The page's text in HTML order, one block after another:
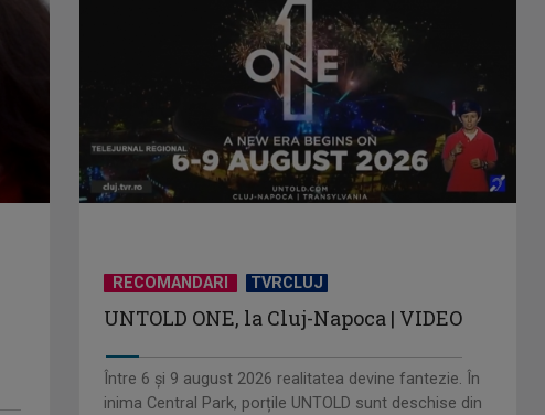
RECOMANDARI TVRCLUJ
UNTOLD ONE, la Cluj-Napoca | VIDEO
Între 6 și 9 august 2026 realitatea devine fantezie. În
inima Central Park, porțile UNTOLD sunt deschise din